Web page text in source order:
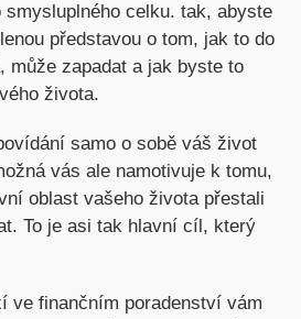
smysluplného celku. tak, abyste
představou o tom, jak to do
může zapadat a jak byste to
života.
samo o sobě váš život
vás ale namotivuje k tomu,
oblast vašeho života přestali
To je asi tak hlavní cíl, který
ve finančním poradenství vám